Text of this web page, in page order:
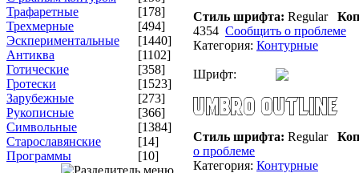
Трафаретные
[178]
Трехмерные
[494]
Эскпериментальные
[1440]
Антиква
[1102]
Готические
[358]
Гротески
[1523]
Зарубежные
[273]
Рукописные
[366]
Символьные
[1384]
Старославянские
[14]
Программы
[10]
Стиль шрифта: Regular
4354 Сообщить о проблеме
Категория: Контурные
Шрифт:
Стиль шрифта: Regular
о проблеме
Категория: Контурные